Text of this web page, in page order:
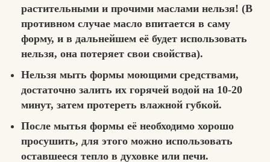
растительными и прочими маслами нельзя! (В
противном случае масло впитается в саму
форму, и в дальнейшем её будет использовать
нельзя, она потеряет свои свойства).
Нельзя мыть формы моющими средствами,
достаточно залить их горячей водой на 10-20
минут, затем протереть влажной губкой.
После мытья формы её необходимо хорошо
просушить, для этого можно использовать
оставшееся тепло в духовке или печи.